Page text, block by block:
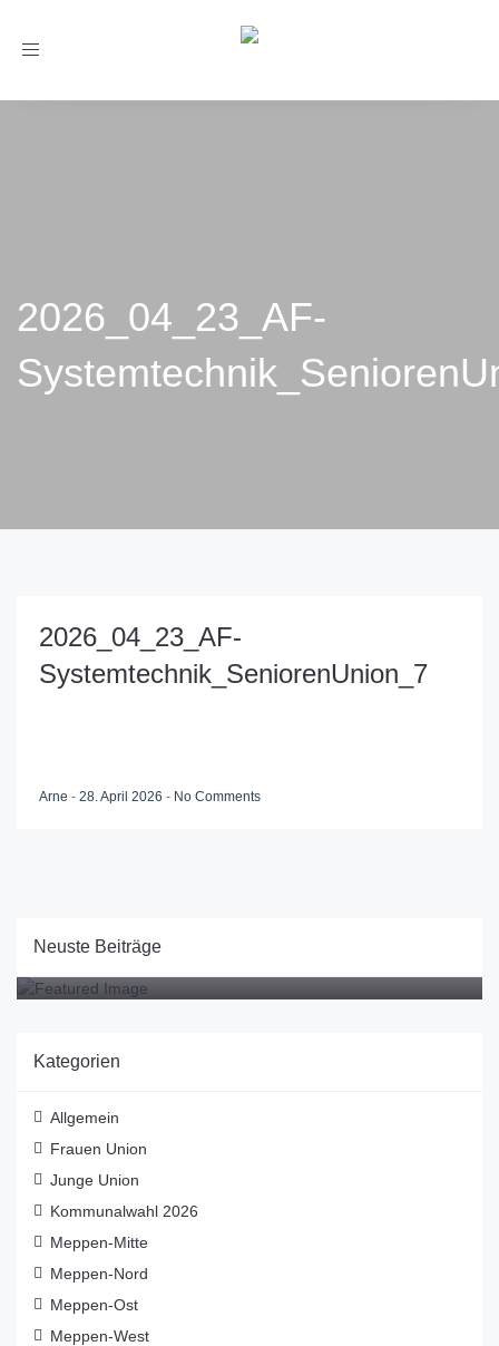
Toggle
2026_04_23_AF-
2026_04_23_AF-
Systemtechnik_SeniorenUnion_7
Arne - 28. April 2026 - No Comments
Neuste Beiträge
sich über die Zukunft des Ludmillenstifts
Kategorien
Allgemein
Frauen Union
Junge Union
Kommunalwahl 2026
Meppen-Mitte
Meppen-Nord
Meppen-Ost
Meppen-West